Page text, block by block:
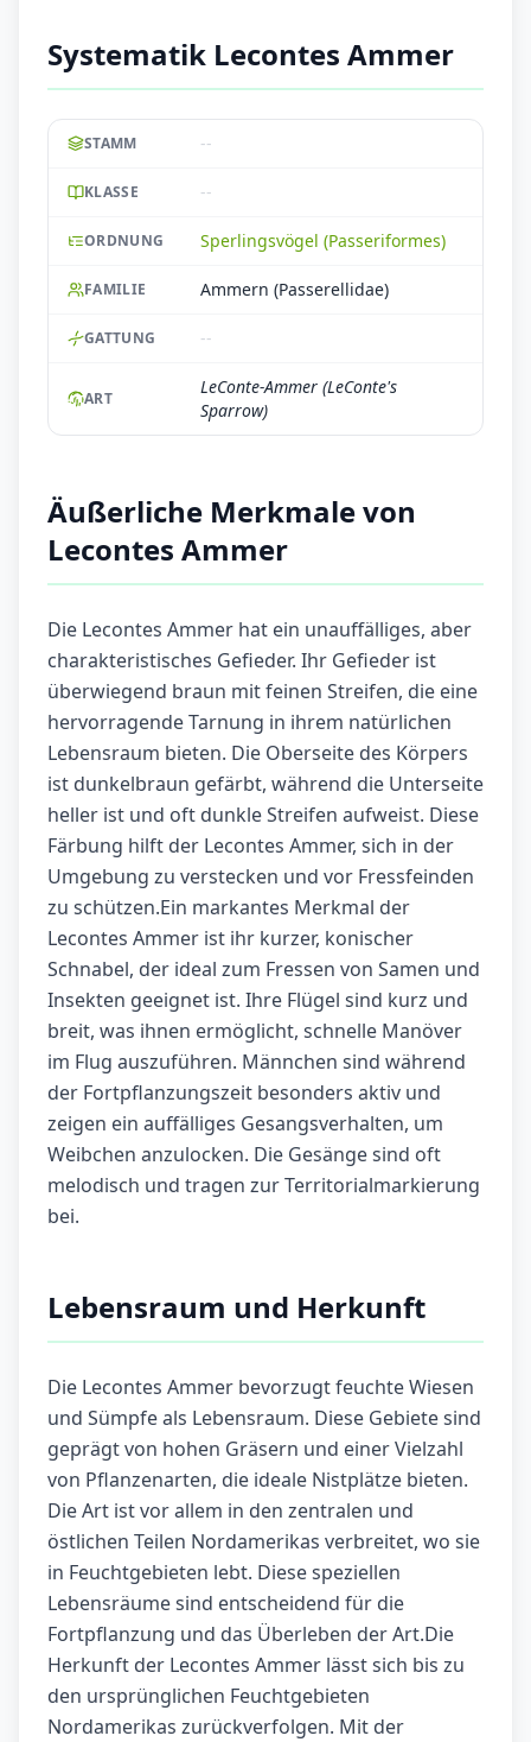
Systematik Lecontes Ammer
STAMM --
KLASSE --
ORDNUNG Sperlingsvögel (Passeriformes)
FAMILIE Ammern (Passerellidae)
GATTUNG --
ART
LeConte-Ammer (LeConte's
Sparrow)
Äußerliche Merkmale von
Lecontes Ammer
Die Lecontes Ammer hat ein unauffälliges, aber
charakteristisches Gefieder. Ihr Gefieder ist
überwiegend braun mit feinen Streifen, die eine
hervorragende Tarnung in ihrem natürlichen
Lebensraum bieten. Die Oberseite des Körpers
ist dunkelbraun gefärbt, während die Unterseite
heller ist und oft dunkle Streifen aufweist. Diese
Färbung hilft der Lecontes Ammer, sich in der
Umgebung zu verstecken und vor Fressfeinden
zu schützen.Ein markantes Merkmal der
Lecontes Ammer ist ihr kurzer, konischer
Schnabel, der ideal zum Fressen von Samen und
Insekten geeignet ist. Ihre Flügel sind kurz und
breit, was ihnen ermöglicht, schnelle Manöver
im Flug auszuführen. Männchen sind während
der Fortpflanzungszeit besonders aktiv und
zeigen ein auffälliges Gesangsverhalten, um
Weibchen anzulocken. Die Gesänge sind oft
melodisch und tragen zur Territorialmarkierung
bei.
Lebensraum und Herkunft
Die Lecontes Ammer bevorzugt feuchte Wiesen
und Sümpfe als Lebensraum. Diese Gebiete sind
geprägt von hohen Gräsern und einer Vielzahl
von Pflanzenarten, die ideale Nistplätze bieten.
Die Art ist vor allem in den zentralen und
östlichen Teilen Nordamerikas verbreitet, wo sie
in Feuchtgebieten lebt. Diese speziellen
Lebensräume sind entscheidend für die
Fortpflanzung und das Überleben der Art.Die
Herkunft der Lecontes Ammer lässt sich bis zu
den ursprünglichen Feuchtgebieten
Nordamerikas zurückverfolgen. Mit der